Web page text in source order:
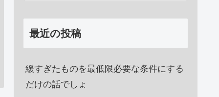
最近の投稿
緩すぎたものを最低限必要な条件にする
だけの話でしょ